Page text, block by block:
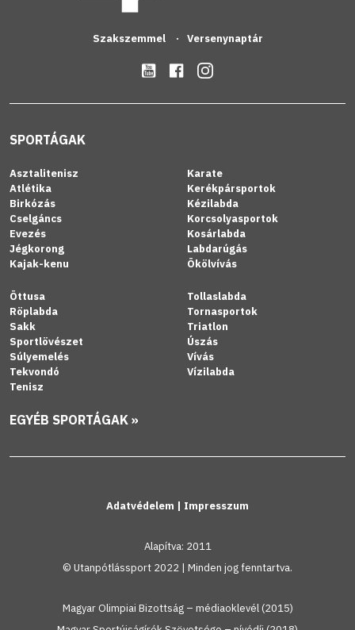
Szakszemmel Versenynaptár
SPORTÁGAK
Asztalitenisz
Atlétika
Birkózás
Cselgáncs
Evezés
Jégkorong
Kajak-kenu
Karate
Kerékpársportok
Kézilabda
Korcsolyasportok
Kosárlabda
Labdarúgás
Ökölvívás
Öttusa
Röplabda
Sakk
Sportlövészet
Súlyemelés
Tekvondó
Tenisz
Tollaslabda
Tornasportok
Triatlon
Úszás
Vívás
Vízilabda
EGYÉB SPORTÁGAK »
Adatvédelem | Impresszum
Alapítva: 2011
© Utanpótlássport 2022 | Minden jog fenntartva.
Magyar Olimpiai Bizottság – médiaoklevél (2015)